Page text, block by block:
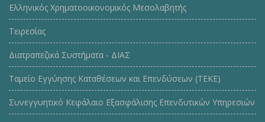
Ελληνικός Χρηματοοικονομικός Μεσολαβητής
Τειρεσίας
Διατραπεζικά Συστήματα - ΔΙΑΣ
Ταμείο Εγγύησης Καταθέσεων και Επενδύσεων (ΤΕΚE)
Συνεγγυητικό Κεφάλαιο Εξασφάλισης Επενδυτικών Υπηρεσιών